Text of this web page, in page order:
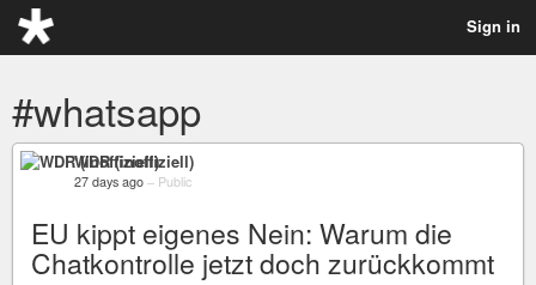
Sign in
#whatsapp
WDR (inoffiziell)
27 days ago – Public
EU kippt eigenes Nein: Warum die
Chatkontrolle jetzt doch zurückkommt